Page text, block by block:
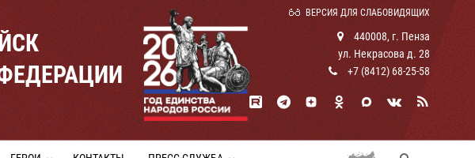
ВЕРСИЯ ДЛЯ СЛАБОВИДЯЩИХ
440008, г. Пенза
ул. Некрасова д. 28
+7 (8412) 68-25-58